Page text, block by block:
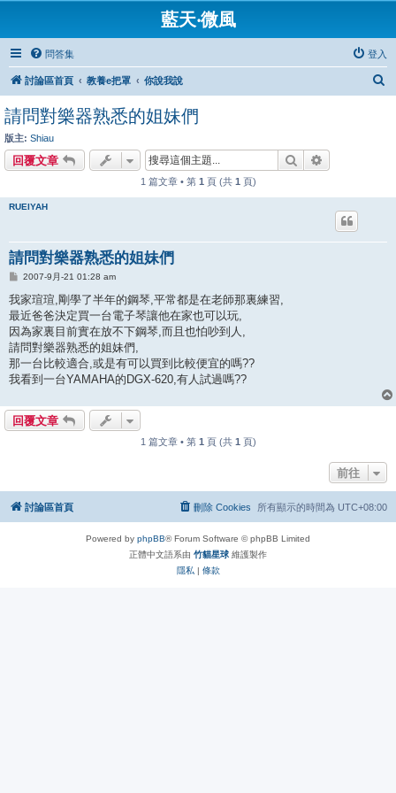
藍天‧微風
問答集 登入
討論區首頁 教養e把罩 你說我說
請問對樂器熟悉的姐妹們
版主: Shiau
回覆文章 搜尋
1 篇文章 • 第 1 頁 (共 1 頁)
RUEIYAH
請問對樂器熟悉的姐妹們
文
2007-9月-21 01:28 am
我家瑄瑄,剛學了半年的鋼琴,平常都是在老師那裏練習,
最近爸爸決定買一台電子琴讓他在家也可以玩,
因為家裏目前實在放不下鋼琴,而且也怕吵到人,
請問對樂器熟悉的姐妹們,
那一台比較適合,或是有可以買到比較便宜的嗎??
我看到一台YAMAHA的DGX-620,有人試過嗎??
回覆文章
1 篇文章 • 第 1 頁 (共 1 頁)
前往
討論區首頁 所有顯示的時間為 UTC+08:00
刪除 Cookies
Powered by phpBB® Forum Software © phpBB Limited
正體中文語系由 竹貓星球 維護製作
隱私 | 條款